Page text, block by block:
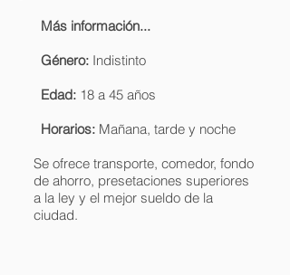
Más información...
Género: Indistinto
Edad: 18 a 45 años
Horarios: Mañana, tarde y noche
Se ofrece transporte, comedor, fondo
de ahorro, presetaciones superiores
a la ley y el mejor sueldo de la
ciudad.